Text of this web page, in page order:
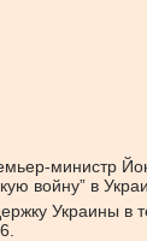
министр
войну” в
Украины в